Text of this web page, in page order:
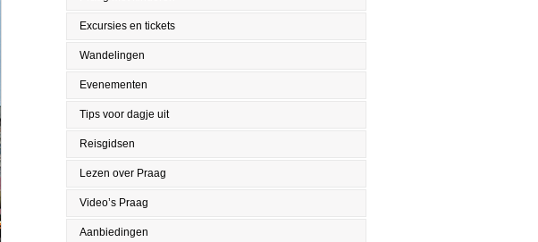
Excursies en tickets
Wandelingen
Evenementen
Tips voor dagje uit
Reisgidsen
Lezen over Praag
Video’s Praag
Aanbiedingen